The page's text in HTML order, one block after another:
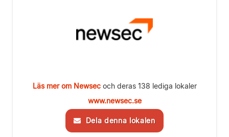
Läs mer om Newsecoch deras 138 lediga lokaler
www.newsec.se
Dela denna lokalen